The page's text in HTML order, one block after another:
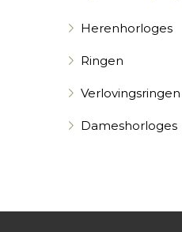
Herenhorloges
Ringen
Verlovingsringen
Dameshorloges